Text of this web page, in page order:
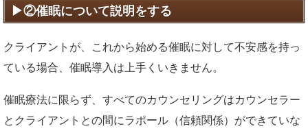
②催眠について説明をする
クライアントが、これから始める催眠に対して不安感を持っ
ている場合、催眠導入は上手くいきません。
催眠療法に限らず、すべてのカウンセリングはカウンセラー
とクライアントとの間にラポール（信頼関係）ができていな